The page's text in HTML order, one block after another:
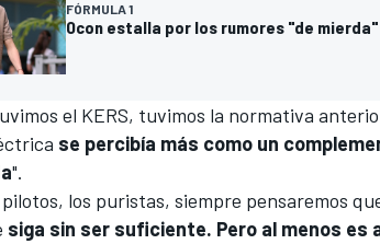
FÓRMULA 1
Ocon estalla por los rumores "de
el KERS, tuvimos la normativa
se percibía más como un
".
los puristas, siempre pensaremos
siga sin ser suficiente. Pero al menos es